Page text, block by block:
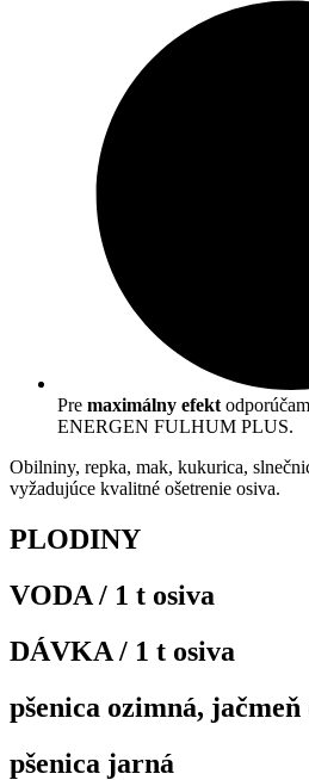
Pre maximálny efekt
ENERGEN FULHUM PLUS.
Obilniny, repka, mak, kukurica,
vyžadujúce kvalitné ošetrenie osiva.
PLODINY
VODA / 1 t osiva
DÁVKA / 1 t osiva
pšenica ozimná,
pšenica jarná